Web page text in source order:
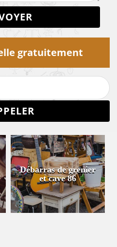
gratuitement
Débarras de grenier
et cave 86